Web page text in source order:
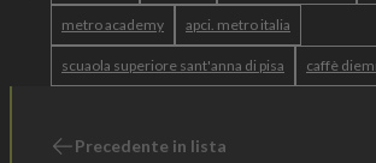
metro academy apci. metro italia
scuaola superiore sant'anna di pisa caffè
Precedente in lista